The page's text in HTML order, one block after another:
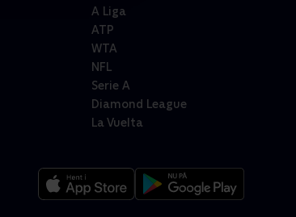
A Liga
ATP
WTA
NFL
Serie A
Diamond League
La Vuelta